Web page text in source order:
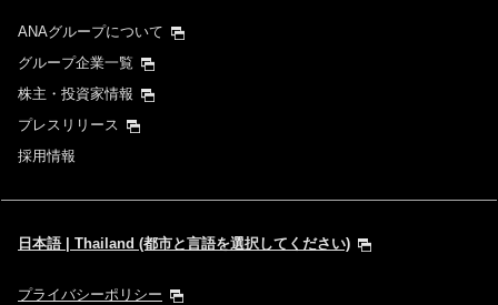
ANAグループについて
グループ企業一覧
株主・投資家情報
プレスリリース
採用情報
日本語 | Thailand (都市と言語を選択してください)
プライバシーポリシー